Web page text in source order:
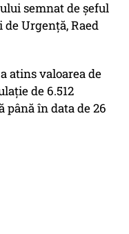
semnat de șeful
Urgență, Raed
atins valoarea de
de 6.512
până în data de 26